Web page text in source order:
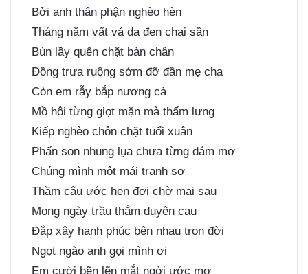
Bởi anh thân phận nghèo hèn
Tháng năm vất vả da đen chai sần
Bùn lầy quến chặt bàn chân
Đồng trưa ruộng sớm đỡ đần mẹ cha
Còn em rẫy bắp nương cà
Mồ hôi từng giọt mặn mà thấm lưng
Kiếp nghèo chôn chặt tuổi xuân
Phấn son nhung lụa chưa từng dám mơ
Chúng mình một mái tranh sơ
Thầm câu ước hẹn đợi chờ mai sau
Mong ngày trầu thắm duyên cau
Đắp xây hạnh phúc bên nhau trọn đời
Ngọt ngào anh gọi mình ơi
Em cười bẽn lẽn mắt ngời ước mơ